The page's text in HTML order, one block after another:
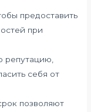
предоставить
при
себя от
позволяют